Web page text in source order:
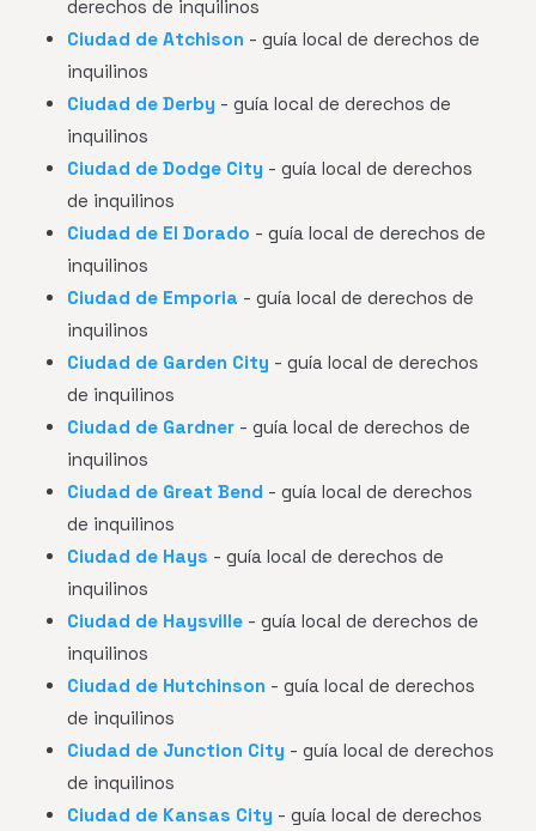
derechos de inquilinos
Ciudad de Atchison - guía local de derechos de
inquilinos
Ciudad de Derby - guía local de derechos de
inquilinos
Ciudad de Dodge City - guía local de derechos
de inquilinos
Ciudad de El Dorado - guía local de derechos de
inquilinos
Ciudad de Emporia - guía local de derechos de
inquilinos
Ciudad de Garden City - guía local de derechos
de inquilinos
Ciudad de Gardner - guía local de derechos de
inquilinos
Ciudad de Great Bend - guía local de derechos
de inquilinos
Ciudad de Hays - guía local de derechos de
inquilinos
Ciudad de Haysville - guía local de derechos de
inquilinos
Ciudad de Hutchinson - guía local de derechos
de inquilinos
Ciudad de Junction City - guía local de derechos
de inquilinos
Ciudad de Kansas City - guía local de derechos